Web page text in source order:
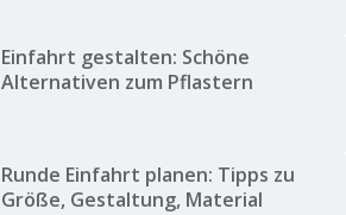
Einfahrt gestalten: Schöne
Alternativen zum Pflastern
Runde Einfahrt planen: Tipps zu
Größe, Gestaltung, Material